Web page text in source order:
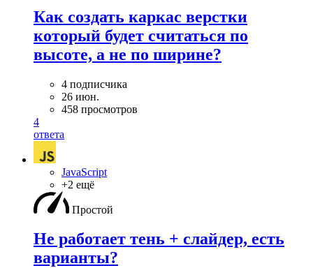
Как создать каркас верстки
который будет считаться по
высоте, а не по ширине?
4 подписчика
26 июн.
458 просмотров
4
ответа
JavaScript
+2 ещё
Простой
Не работает тень + слайдер, есть
варианты?